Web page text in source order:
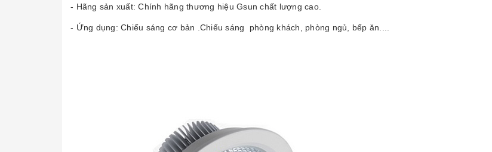
- Hãng sản xuất: Chính hãng thương hiệu Gsun chất lượng cao.
- Ứng dụng: Chiếu sáng cơ bản .Chiếu sáng phòng khách, phòng ngủ, bếp ăn....